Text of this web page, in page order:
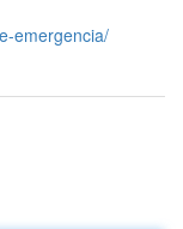
emergencia/